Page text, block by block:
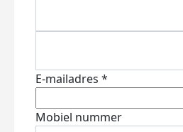
E-mailadres *
Mobiel nummer